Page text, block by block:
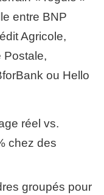
entre BNP
Agricole,
Postale,
ou Hello
réel vs.
chez des
groupés pour